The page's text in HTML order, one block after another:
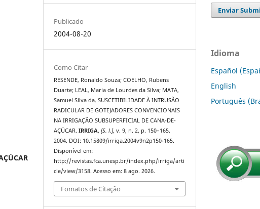
Publicado
2004-08-20
Como Citar
RESENDE, Ronaldo Souza; COELHO, Rubens
Duarte; LEAL, Maria de Lourdes da Silva; MATA,
Samuel Silva da. SUSCETIBILIDADE À INTRUSÃO
RADICULAR DE GOTEJADORES CONVENCIONAIS
NA IRRIGAÇÃO SUBSUPERFICIAL DE CANA-DE-
AÇÚCAR.IRRIGA,[S. l.], v. 9, n. 2, p. 150–165,
2004. DOI: 10.15809/irriga.2004v9n2p150-165.
Disponível em:
http://revistas.fca.unesp.br/index.php/irriga/arti
cle/view/3158. Acesso em: 8 ago. 2026.
Fomatos de Citação
Enviar
Idioma
Español
English
Português